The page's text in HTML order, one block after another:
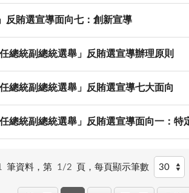
反賄選宣導面向七：創新宣導
總統副總統選舉」反賄選宣導辦理原則
總統副總統選舉」反賄選宣導七大面向
總統副總統選舉」反賄選宣導面向一：特
筆資料，第 1/2 頁，每頁顯示筆數